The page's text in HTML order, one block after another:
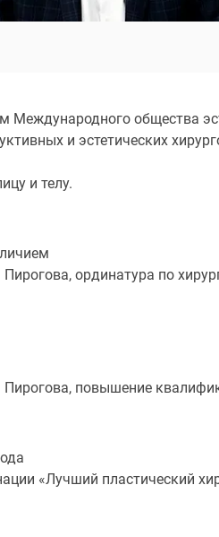
общества
и эстетических
и телу.
ординатура по
повышение
«Лучший пластический